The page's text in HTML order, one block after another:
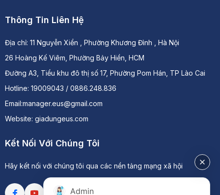
Thông Tin Liên Hệ
Địa chỉ: 11 Nguyễn Xiển , Phường Khương Đình , Hà Nội
26 Hoàng Kế Viêm, Phường Bảy Hiền, HCM
Đường A3, Tiểu khu đô thị số 17, Phường Pom Hán, TP Lào Cai
Hotline: 19009043 / 0886.248.836
Email:manager.eus@gmail.com
Website: giadungeus.com
Kết Nối Với Chúng Tôi
Hãy kết nối với chúng tôi qua các nền tảng mạng xã hội
Admin